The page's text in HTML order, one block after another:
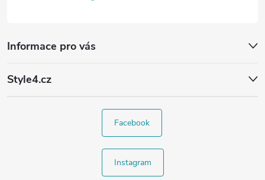
Informace pro vás
Style4.cz
Facebook
Instagram